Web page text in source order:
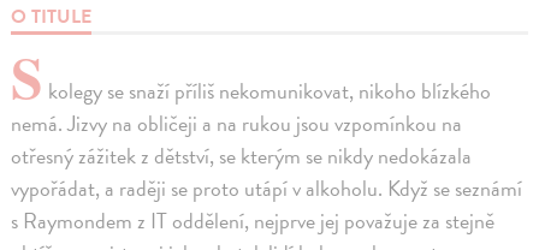
O TITULE
S kolegy se snaží příliš nekomunikovat, nikoho blízkého
nemá. Jizvy na obličeji a na rukou jsou vzpomínkou na
otřesný zážitek z dětství, se kterým se nikdy nedokázala
vypořádat, a raději se proto utápí v alkoholu. Když se seznámí
s Raymondem z IT oddělení, nejprve jej považuje za stejně